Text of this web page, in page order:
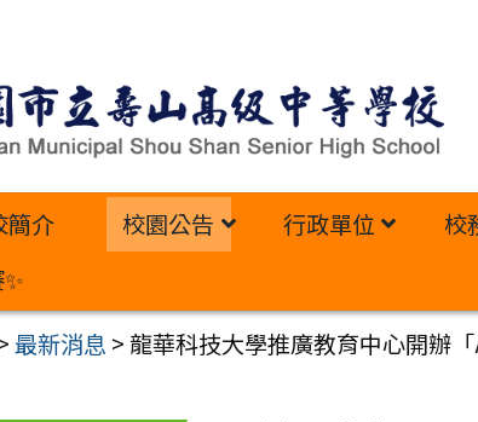
簡介 校園公告 行政單位 校
最新消息 > 龍華科技大學推廣教育中心開辦